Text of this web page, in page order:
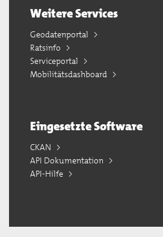
Weitere Services
Geodatenportal
Ratsinfo
Serviceportal
Mobilitätsdashboard
Eingesetzte Software
CKAN
API Dokumentation
API-Hilfe